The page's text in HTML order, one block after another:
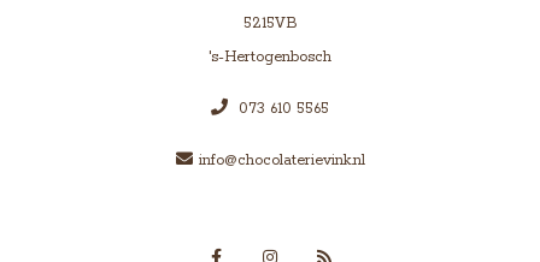
5215VB
's-Hertogenbosch
073 610 5565
info@chocolaterievink.nl